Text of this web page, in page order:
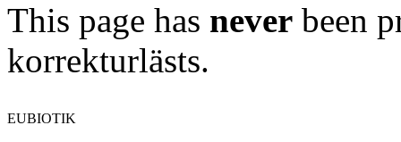
This page has never been
korrekturlästs.
EUBIOTIK